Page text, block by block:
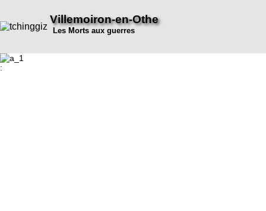
Villemoiron-en-Othe
Les Morts aux guerres
: